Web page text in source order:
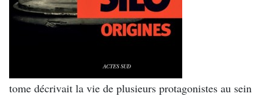
tome décrivait la vie de plusieurs protagonistes au sein